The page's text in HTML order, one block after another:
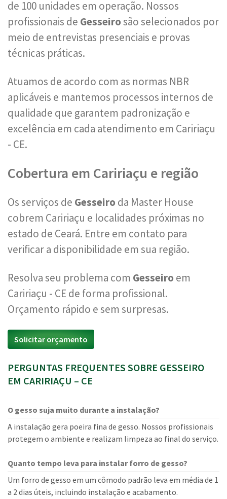
de 100 unidades em operação. Nossos
profissionais de Gesseirosão selecionados por
meio de entrevistas presenciais e provas
técnicas práticas.
Atuamos de acordo com as normas NBR
aplicáveis e mantemos processos internos de
qualidade que garantem padronização e
excelência em cada atendimento em Caririaçu
- CE.
Cobertura em Caririaçu e região
Os serviços de Gesseiro da Master House
cobrem Caririaçu e localidades próximas no
estado de Ceará. Entre em contato para
verificar a disponibilidade em sua região.
Resolva seu problema com Gesseiro em
Caririaçu - CE de forma profissional.
Orçamento rápido e sem surpresas.
Solicitar orçamento
PERGUNTAS FREQUENTES SOBRE GESSEIRO
EM CARIRIAÇU – CE
O gesso suja muito durante a instalação?
A instalação gera poeira fina de gesso. Nossos profissionais
protegem o ambiente e realizam limpeza ao final do serviço.
Quanto tempo leva para instalar forro de gesso?
Um forro de gesso em um cômodo padrão leva em média de 1
a 2 dias úteis, incluindo instalação e acabamento.